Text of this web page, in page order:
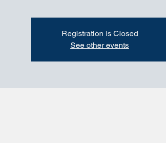
Registration is Closed
See other events